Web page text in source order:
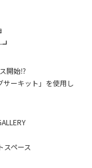
開始⁉️
サーキット」を使用し
スペース